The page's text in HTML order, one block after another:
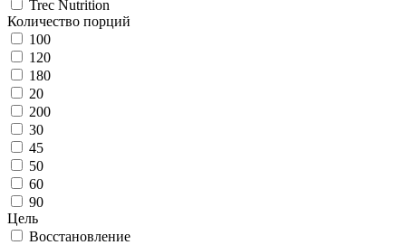
Trec Nutrition
Количество порций
100
120
180
20
200
30
45
50
60
90
Цель
Восстановление